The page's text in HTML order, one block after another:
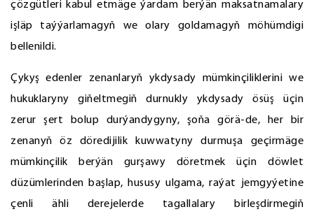
çözgütleri kabul etmäge ýardam berýän maksatnamalary
işläp taýýarlamagyň we olary goldamagyň möhümdigi
bellenildi.
Çykyş edenler zenanlaryň ykdysady mümkinçiliklerini we
hukuklaryny giňeltmegiň durnukly ykdysady ösüş üçin
zerur şert bolup durýandygyny, şoňa görä-de, her bir
zenanyň öz döredijilik kuwwatyny durmuşa geçirmäge
mümkinçilik berýän gurşawy döretmek üçin döwlet
düzümlerinden başlap, hususy ulgama, raýat jemgyýetine
çenli ähli derejelerde tagallalary birleşdirmegiň